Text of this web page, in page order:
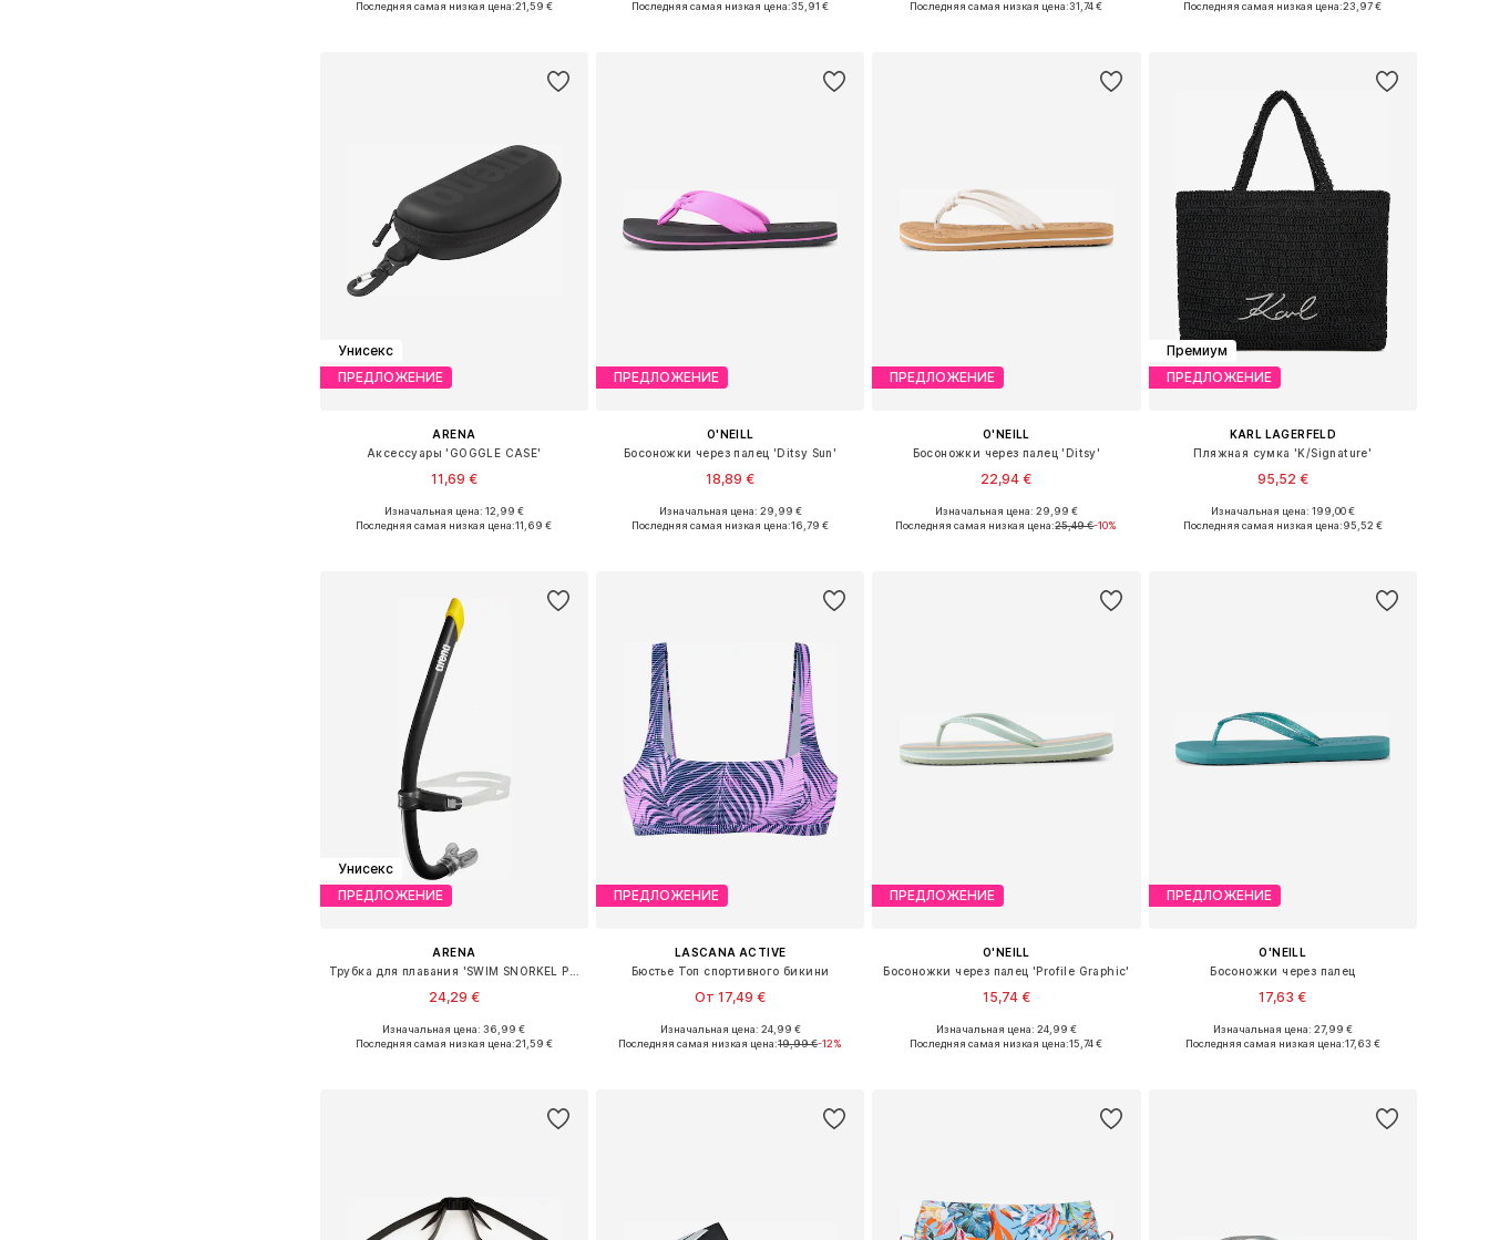
Последняя самая низкая цена:21,59 €
Последняя самая низкая цена:35,91 €
Последняя самая низкая цена:31,74 €
Последняя самая низкая цена:23,97 €
Унисекс
ПРЕДЛОЖЕНИЕ
ARENA
Аксессуары 'GOGGLE CASE'
11,69 €
Доступные размеры: XS-XL
Изначальная цена: 12,99 €
Последняя самая низкая цена:11,69 €
ПРЕДЛОЖЕНИЕ
O'NEILL
Босоножки через палец 'Ditsy Sun'
18,89 €
Доступно множество размеров
Изначальная цена: 29,99 €
Последняя самая низкая цена:16,79 €
ПРЕДЛОЖЕНИЕ
O'NEILL
Босоножки через палец 'Ditsy'
22,94 €
Доступные размеры: 36, 37, 38, 39, 40, 41
Изначальная цена: 29,99 €
Последняя самая низкая цена:25,49 €-10%
Премиум
ПРЕДЛОЖЕНИЕ
KARL LAGERFELD
Пляжная сумка 'K/Signature'
95,52 €
Доступные размеры: One Size
Изначальная цена: 199,00 €
Последняя самая низкая цена:95,52 €
Унисекс
ПРЕДЛОЖЕНИЕ
ARENA
24,29 €
Доступные размеры: XS-XL
Изначальная цена: 36,99 €
Последняя самая низкая цена:21,59 €
ПРЕДЛОЖЕНИЕ
LASCANA ACTIVE
Бюстье Топ спортивного бикини
От 17,49 €
Доступно множество размеров
Изначальная цена: 24,99 €
Последняя самая низкая цена:19,99 €-12%
ПРЕДЛОЖЕНИЕ
O'NEILL
Босоножки через палец 'Profile Graphic'
15,74 €
Доступные размеры: 36, 37, 38, 39, 40, 41
Изначальная цена: 24,99 €
Последняя самая низкая цена:15,74 €
ПРЕДЛОЖЕНИЕ
O'NEILL
Босоножки через палец
17,63 €
Доступно множество размеров
Изначальная цена: 27,99 €
Последняя самая низкая цена:17,63 €